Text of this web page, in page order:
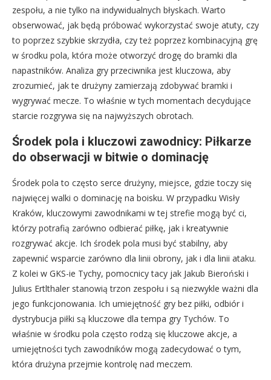
zespołu, a nie tylko na indywidualnych błyskach. Warto
obserwować, jak będą próbować wykorzystać swoje atuty, czy
to poprzez szybkie skrzydła, czy też poprzez kombinacyjną grę
w środku pola, która może otworzyć drogę do bramki dla
napastników. Analiza gry przeciwnika jest kluczowa, aby
zrozumieć, jak te drużyny zamierzają zdobywać bramki i
wygrywać mecze. To właśnie w tych momentach decydujące
starcie rozgrywa się na najwyższych obrotach.
Środek pola i kluczowi zawodnicy: Piłkarze
do obserwacji w bitwie o dominację
Środek pola to często serce drużyny, miejsce, gdzie toczy się
najwięcej walki o dominację na boisku. W przypadku Wisły
Kraków, kluczowymi zawodnikami w tej strefie mogą być ci,
którzy potrafią zarówno odbierać piłkę, jak i kreatywnie
rozgrywać akcje. Ich środek pola musi być stabilny, aby
zapewnić wsparcie zarówno dla linii obrony, jak i dla linii ataku.
Z kolei w GKS-ie Tychy, pomocnicy tacy jak Jakub Bieroński i
Julius Ertlthaler stanowią trzon zespołu i są niezwykle ważni dla
jego funkcjonowania. Ich umiejętność gry bez piłki, odbiór i
dystrybucja piłki są kluczowe dla tempa gry Tychów. To
właśnie w środku pola często rodzą się kluczowe akcje, a
umiejętności tych zawodników mogą zadecydować o tym,
która drużyna przejmie kontrolę nad meczem.